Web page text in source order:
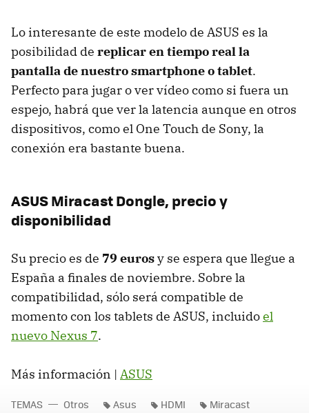
Lo interesante de este modelo de ASUS es la
posibilidad de replicar en tiempo real la
pantalla de nuestro smartphone o tablet.
Perfecto para jugar o ver vídeo como si fuera un
espejo, habrá que ver la latencia aunque en otros
dispositivos, como el One Touch de Sony, la
conexión era bastante buena.
ASUS Miracast Dongle, precio y
disponibilidad
Su precio es de 79 eurosy se espera que llegue a
España a finales de noviembre. Sobre la
compatibilidad, sólo será compatible de
momento con los tablets de ASUS, incluidoel
nuevo Nexus 7.
Más información | ASUS
TEMAS Otros Asus HDMI Miracast